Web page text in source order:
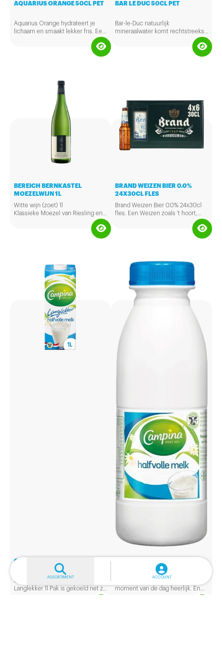
ASSORTIMENT ACCOUNT
AQUARIUS ORANGE 50CL PET
Aquarius Orange hydrateert je
lichaam en smaakt lekker fris. Een
verkwikkende dorstlesser met
vitamine B6 en sinaasappelsmaak.
BAR LE DUC 50CL PET
Bar-le-Duc natuurlijk
mineraalwater komt rechtstreeks
Heuvelrug. Het is een natuurlijk
een zoutarm dieet. Mineraalwater
is ook geschikt voor de bereiding
van babyvoeding.
BEREICH BERNKASTEL
MOEZELWIJN 1L
Witte wijn (zoet) 1l
Klassieke Moezel van Riesling en
combinatie van fris zuur en fruitig
BRAND WEIZEN BIER 0.0%
24X30CL FLES
Brand Weizen Bier 0.0% 24x30cl
fles. Een Weizen zoals 't hoort,
maar dan lekker alcoholvrij, met
een extra frisse, fruitige smaak en
CAMPINA HALFVOLLE MELK
LANGLEKKER 1L PAK
Campina Halfvolle Melk
Langlekker 1l Pak is gekoeld net zo
lekker als verse melk met als extra
moment van de dag heerlijk. En
omdat er vitaminen en mineralen